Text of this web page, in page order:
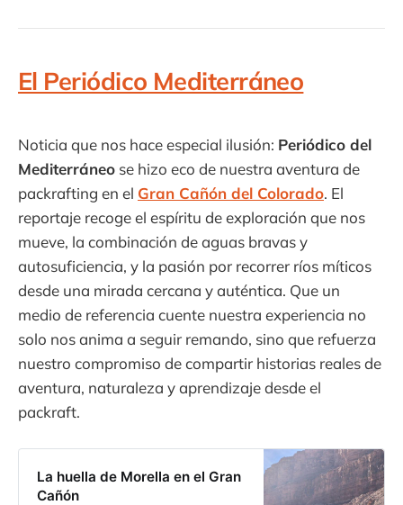
El Periódico Mediterráneo
Noticia que nos hace especial ilusión: Periódico del
Mediterráneo se hizo eco de nuestra aventura de
packrafting en el Gran Cañón del Colorado. El
reportaje recoge el espíritu de exploración que nos
mueve, la combinación de aguas bravas y
autosuficiencia, y la pasión por recorrer ríos míticos
desde una mirada cercana y auténtica. Que un
medio de referencia cuente nuestra experiencia no
solo nos anima a seguir remando, sino que refuerza
nuestro compromiso de compartir historias reales de
aventura, naturaleza y aprendizaje desde el
packraft.
La huella de Morella en el Gran
Cañón